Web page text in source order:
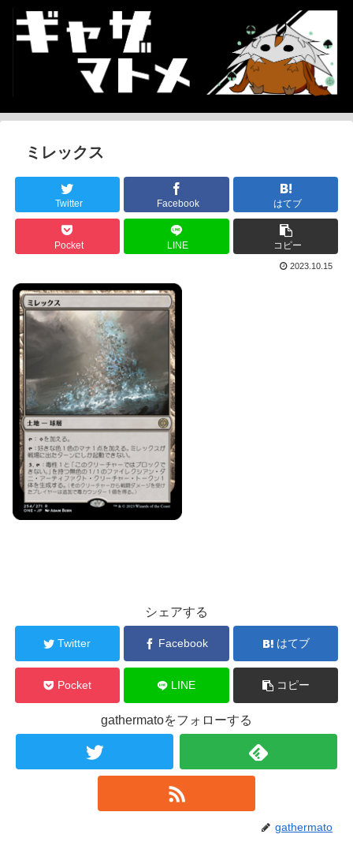
ミレックス
Twitter Facebook はてブ
Pocket LINE コピー
2023.10.15
シェアする
Twitter Facebook はてブ
Pocket LINE コピー
gathermatoをフォローする
gathermato